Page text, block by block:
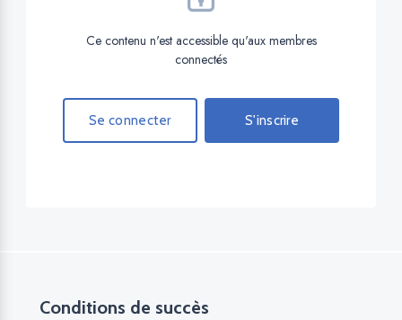
Ce contenu n'est accessible qu'aux membres
connectés
Se connecter S'inscrire
Conditions de succès